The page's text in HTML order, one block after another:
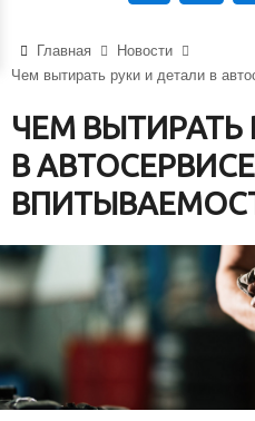
Пн-Чт:08:30
Пт:08:30 -
Сб, Вс:
+375 (44)
+375 (29)
Главная
Новости
Чем вытирать руки и детали в
ЧЕМ ВЫТИРАТЬ
В